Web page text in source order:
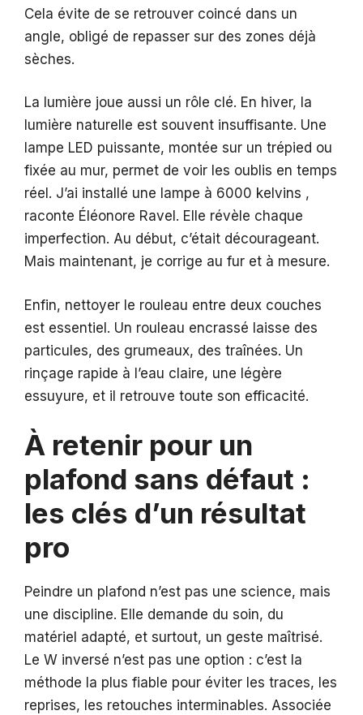
Cela évite de se retrouver coincé dans un
angle, obligé de repasser sur des zones déjà
sèches.
La lumière joue aussi un rôle clé. En hiver, la
lumière naturelle est souvent insuffisante. Une
lampe LED puissante, montée sur un trépied ou
fixée au mur, permet de voir les oublis en temps
réel. J’ai installé une lampe à 6000 kelvins ,
raconte Éléonore Ravel. Elle révèle chaque
imperfection. Au début, c’était décourageant.
Mais maintenant, je corrige au fur et à mesure.
Enfin, nettoyer le rouleau entre deux couches
est essentiel. Un rouleau encrassé laisse des
particules, des grumeaux, des traînées. Un
rinçage rapide à l’eau claire, une légère
essuyure, et il retrouve toute son efficacité.
À retenir pour un
plafond sans défaut :
les clés d’un résultat
pro
Peindre un plafond n’est pas une science, mais
une discipline. Elle demande du soin, du
matériel adapté, et surtout, un geste maîtrisé.
Le W inversé n’est pas une option : c’est la
méthode la plus fiable pour éviter les traces, les
reprises, les retouches interminables. Associée